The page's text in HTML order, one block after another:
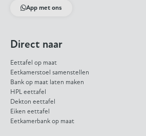
App met ons
Direct naar
Eettafel op maat
Eetkamerstoel samenstellen
Bank op maat laten maken
HPL eettafel
Dekton eettafel
Eiken eettafel
Eetkamerbank op maat